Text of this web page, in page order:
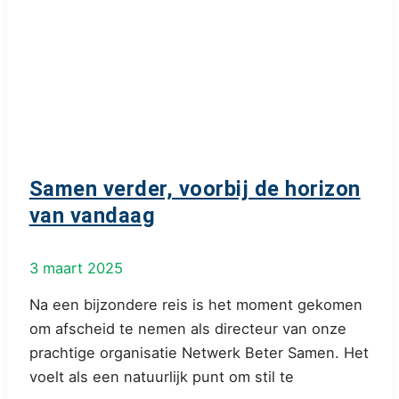
Samen verder, voorbij de horizon
van vandaag
3 maart 2025
Na een bijzondere reis is het moment gekomen
om afscheid te nemen als directeur van onze
prachtige organisatie Netwerk Beter Samen. Het
voelt als een natuurlijk punt om stil te